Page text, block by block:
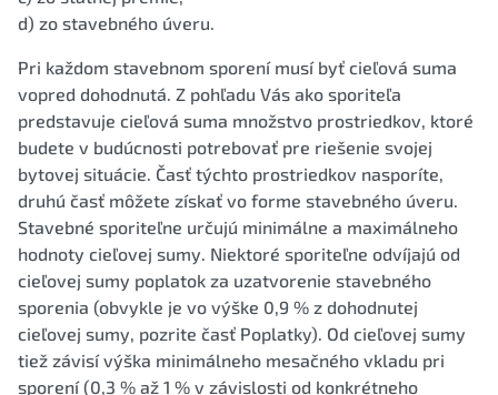
d) zo stavebného úveru.
Pri každom stavebnom sporení musí byť cieľová suma
vopred dohodnutá. Z pohľadu Vás ako sporiteľa
predstavuje cieľová suma množstvo prostriedkov, ktoré
budete v budúcnosti potrebovať pre riešenie svojej
bytovej situácie. Časť týchto prostriedkov nasporíte,
druhú časť môžete získať vo forme stavebného úveru.
Stavebné sporiteľne určujú minimálne a maximálneho
hodnoty cieľovej sumy. Niektoré sporiteľne odvíjajú od
cieľovej sumy poplatok za uzatvorenie stavebného
sporenia (obvykle je vo výške 0,9 % z dohodnutej
cieľovej sumy, pozrite časť Poplatky). Od cieľovej sumy
tiež závisí výška minimálneho mesačného vkladu pri
sporení (0,3 % až 1 % v závislosti od konkrétneho